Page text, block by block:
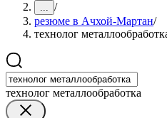
... /
резюме в Ачхой-Мартан/
технолог
технолог металлообработка